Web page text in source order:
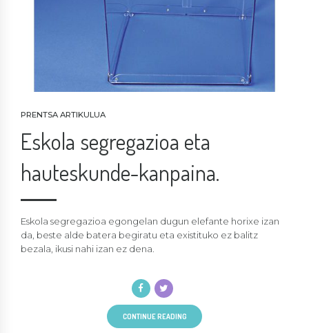
PRENTSA ARTIKULUA
Eskola segregazioa eta
hauteskunde-kanpaina.
Eskola segregazioa egongelan dugun elefante horixe izan
da, beste alde batera begiratu eta existituko ez balitz
bezala, ikusi nahi izan ez dena.
CONTINUE READING